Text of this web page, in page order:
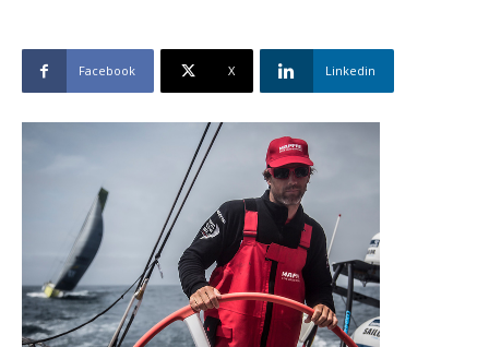
Facebook X Linkedin